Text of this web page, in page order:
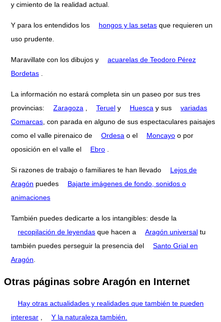
y cimiento de la realidad actual.
Y para los entendidos los hongos y las setas que requieren un
uso prudente.
Maravillate con los dibujos y
acuarelas de Teodoro Pérez
Bordetas
La información no estará completa sin un paseo por sus tres
provincias:
Zaragoza Teruel y Huesca y sus
variadas
Comarcas , con parada en alguno de sus espectaculares paisajes
como el valle pirenaico de
Ordesa o el Moncayo o por
oposición en el valle el
Ebro
Si razones de trabajo o familiares te han llevado
Lejos de
Aragón puedes
Bajarte imágenes de fondo, sonidos o
animaciones
También puedes dedicarte a los intangibles: desde la
recopilación de leyendas que hacen a Aragón universal tu
también puedes perseguir la presencia del
Santo Grial en
Aragón
Otras páginas sobre Aragón en Internet
Hay otras actualidades y realidades que también te pueden
interesar ,
Y la naturaleza también.